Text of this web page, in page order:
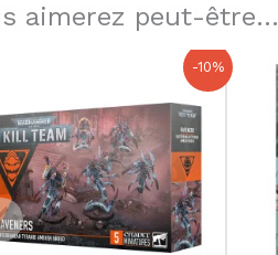
aimerez peut-être...
-10%
était :
55,00 €.
est :
49,50 €.